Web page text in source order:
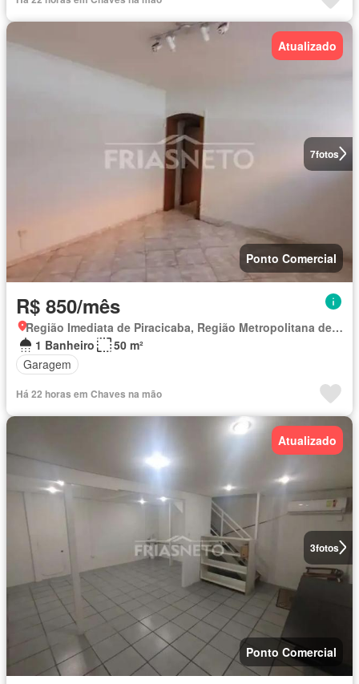
7fotos
Atualizado
Ponto Comercial
R$ 850/mês
Região Imediata de Piracicaba, Região Metropolitana de Piracicaba
1 Banheiro
50 m²
Garagem
Há 22 horas em Chaves na mão
3fotos
Atualizado
Ponto Comercial